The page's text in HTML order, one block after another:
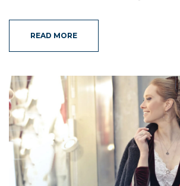
READ MORE